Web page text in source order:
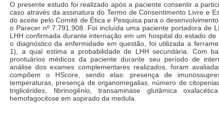
O presente estudo foi realizado após a paciente consentir a
caso através da assinatura do Termo de Consentimento Livre e
do aceite pelo Comitê de Ética e Pesquisa para o
o Parecer nº 7.791.908. Foi incluída uma paciente portadora de
LHH confirmada durante internação em um hospital do estado de
o diagnóstico da enfermidade em questão, foi utilizada a
1), a qual estima a probabilidade de LHH secundária. Com
prontuários médicos da paciente durante seu período de
análise dos exames complementares realizados, foram
compõem o HScore, sendo elas: presença de
temperaturas, presença de organomegalias, número de
triglicérides, fibrinogênio, transaminase glutâmica
hemofagocitose em aspirado da medula.